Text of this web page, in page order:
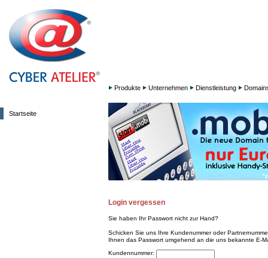
Startseite
Produkte Unternehmen Dienstleistung
Login vergessen
Sie haben Ihr Passwort nicht zur Hand?
Schicken Sie uns Ihre Kundenummer oder
Ihnen das Passwort umgehend an die uns bekannte E-
Kundennummer: